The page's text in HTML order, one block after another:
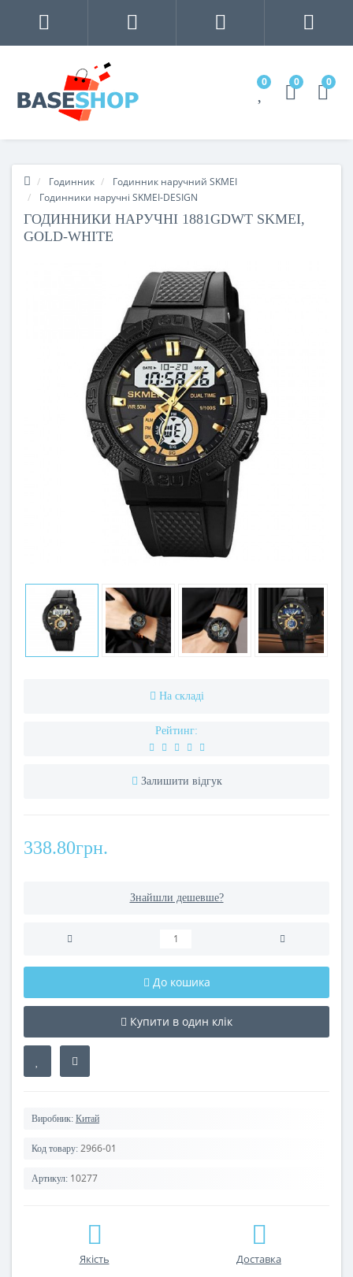
0 0 0
Годинник
Годинник наручний SKMEI
Годинники наручні SKMEI-DESIGN
ГОДИННИКИ НАРУЧНІ 1881GDWT SKMEI,
GOLD-WHITE
На складі
Рейтинг:
Залишити відгук
338.80грн.
Знайшли дешевше?
До кошика
Купити в один клік
Виробник: Китай
Код товару: 2966-01
Артикул: 10277
Якість Доставка